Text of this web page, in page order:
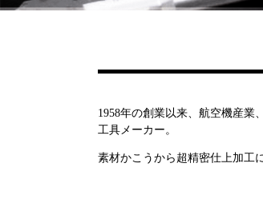
1958年の創業以来、航空機産
工具メーカー。
素材かこうから超精密仕上加工